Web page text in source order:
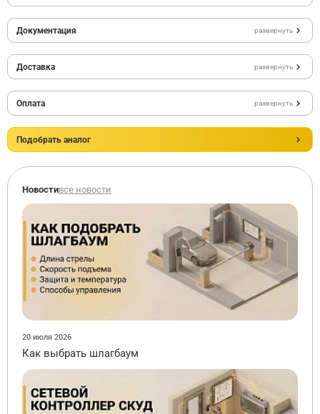
Документация развернуть
Доставка развернуть
Оплата развернуть
Подобрать аналог
Новостивсе новости
20 июля 2026
Как выбрать шлагбаум